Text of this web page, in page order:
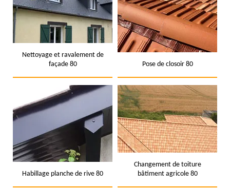
Nettoyage et ravalement de
façade 80
Pose de closoir 80
Habillage planche de rive 80
Changement de toiture
bâtiment agricole 80